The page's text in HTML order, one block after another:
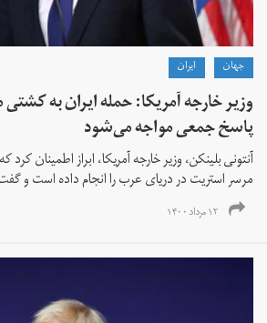
جهان ايران
وزیر خارجه آمریکا: حمله ایران به
پاسخ جمعی مواجه می‌شود
آنتونی بلینکن، وزیر خارجه آمریکا، ابراز اطمینان
مرسر استریت در دریای عرب را انجام داده است و
۱۲ مرداد ۱۴۰۰